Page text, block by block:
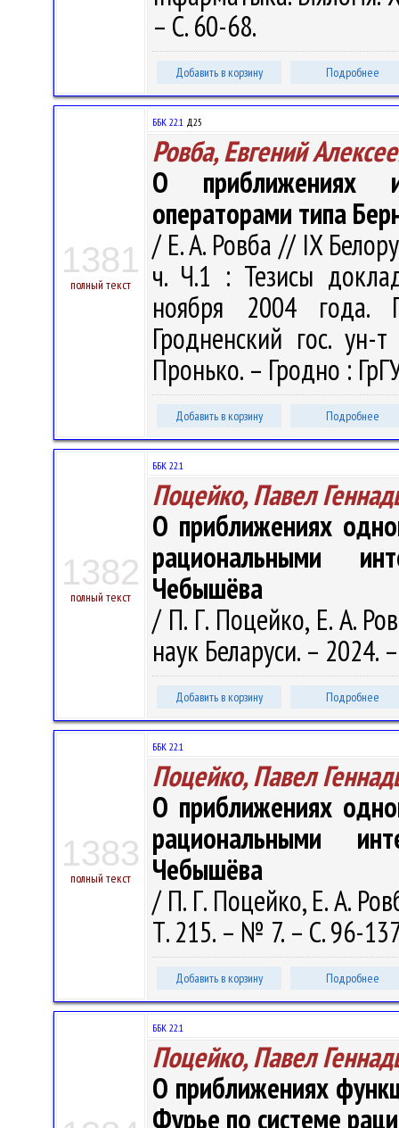
– С. 60-68.
Добавить в корзину Подробнее
1381
полный текст
ББК 22.1 Д25
Ровба, Евгений
О приближениях
операторами типа
/ Е. А. Ровба // IX
ч. Ч.1 : Тезисы
ноября 2004 года.
Гродненский гос.
Пронько. – Гродно :
Добавить в корзину Подробнее
1382
полный текст
ББК 22.1
Поцейко, Павел
О приближениях
рациональными
Чебышёва
/ П. Г. Поцейко, Е. А.
наук Беларуси. –
Добавить в корзину Подробнее
1383
полный текст
ББК 22.1
Поцейко, Павел
О приближениях
рациональными
Чебышёва
/ П. Г. Поцейко, Е. А.
Т. 215. – № 7. – С. 96-
Добавить в корзину Подробнее
ББК 22.1
Поцейко, Павел
О приближениях
Фурье по системе